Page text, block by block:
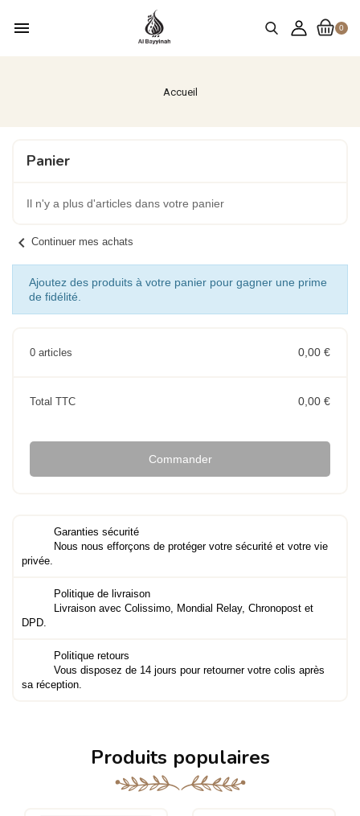
0
menu
Accueil
Panier
Il n'y a plus d'articles dans votre panier
chevron_left Continuer mes achats
Ajoutez des produits à votre panier pour gagner une prime
de fidélité.
0 articles 0,00 €
Total TTC 0,00 €
Commander
Garanties sécurité
Nous nous efforçons de protéger votre sécurité et votre vie
privée.
Politique de livraison
Livraison avec Colissimo, Mondial Relay, Chronopost et
DPD.
Politique retours
Vous disposez de 14 jours pour retourner votre colis après
sa réception.
Produits populaires